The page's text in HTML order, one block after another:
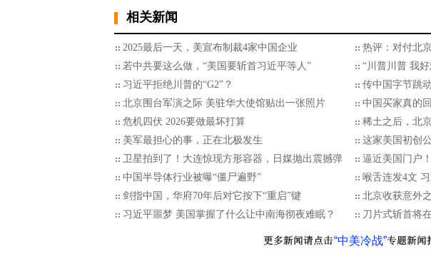
相关新闻
2025最后一天，美宣布制裁4家中国企业
热评：对付北
若中共要这么做，“美国要斩首习近平等人”
“川普川普 我
习近平拒绝川普的“G2”？
传中国字节跳
北京围台军演之际 美驻华大使馆贴出一张照片
中国买家真的
危机四伏 2026要做最坏打算
稀土之后，北
美军最担心的事，正在北极发生
这家美国初创
卫星拍到了！大连惊现方形容器，日媒抛出震撼弹
逼近美国门户
中国半导体行业被曝“僵尸遍野”
喉舌连发4文
剑指中国，华府70年后对它按下“重启”键
北京收获意外
习近平噩梦 美国掌握了什么让中南海彻夜难眠？
刀片式斩首将
“中美冷战”